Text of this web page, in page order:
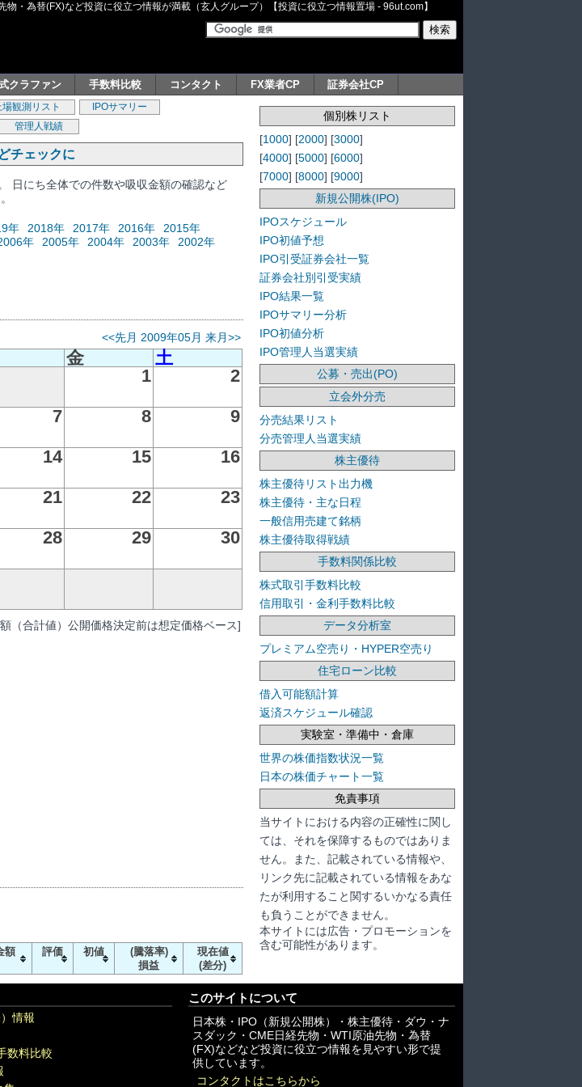
・為替(FX)など投資に役立つ情報が満載（玄人グループ）【投資に役立つ情報置場 - 96ut.com】
クラファン 手数料比較 コンタクト FX業者CP 証券会社CP
場観測リスト
IPOサマリー
管理人戦績
チェックに
日にち全体での件数や吸収金額の確認など
年 2018年 2017年 2016年
2015年
年 2005年 2004年 2003年
2002年
<<先月 2009年05月 来月>>
金
土
1
2
7 8
9
14 15
16
21 22
23
28 29
30
（合計値）公開価格決定前は想定価格ベース]
額 評価 初値
(騰落率)
損益
現在値
(差分)
個別株リスト
[1000] [2000] [3000]
[4000] [5000] [6000]
[7000] [8000] [9000]
新規公開株(IPO)
IPOスケジュール
IPO初値予想
IPO引受証券会社一覧
証券会社別引受実績
IPO結果一覧
IPOサマリー分析
IPO初値分析
IPO管理人当選実績
公募・売出(PO)
立会外分売
分売結果リスト
分売管理人当選実績
株主優待
株主優待リスト出力機
株主優待・主な日程
一般信用売建て銘柄
株主優待取得戦績
手数料関係比較
株式取引手数料比較
信用取引・金利手数料比較
データ分析室
プレミアム空売り・HYPER空売り
住宅ローン比較
借入可能額計算
返済スケジュール確認
実験室・準備中・倉庫
世界の株価指数状況一覧
日本の株価チャート一覧
免責事項
当サイトにおける内容の正確性に関し
ては、それを保障するものではありま
せん。また、記載されている情報や、
リンク先に記載されている情報をあな
たが利用すること関するいかなる責任
も負うことができません。
本サイトには広告・プロモーションを
含む可能性があります。
情報
数料比較
このサイトについて
日本株・IPO（新規公開株）・株主優待・ダウ・ナ
スダック・CME日経先物・WTI原油先物・為替
(FX)などなど投資に役立つ情報を見やすい形で提
供しています。
コンタクトはこちらから